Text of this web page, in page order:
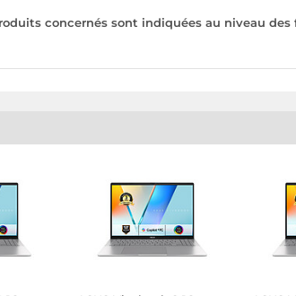
concernés sont indiquées au niveau